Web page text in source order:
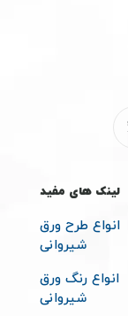
لینک های مفید
انواع طرح ورق
شیروانی
انواع رنگ ورق
شیروانی